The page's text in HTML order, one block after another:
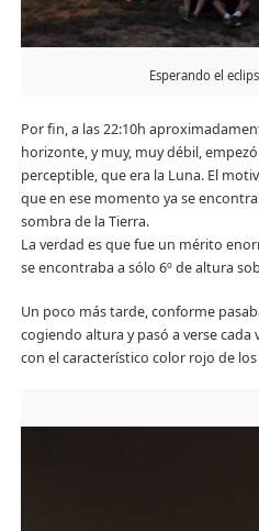
Esperando el
Por fin, a las 22:10h
horizonte, y muy, muy débil,
perceptible, que era la Luna. El
que en ese momento ya se
sombra de la Tierra.
La verdad es que fue un mérito
se encontraba a sólo 6º de altura
Un poco más tarde, conforme
cogiendo altura y pasó a verse
con el característico color rojo de los